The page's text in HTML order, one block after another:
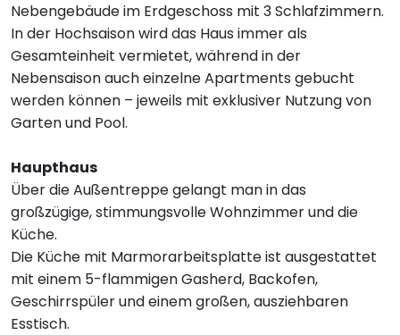
Nebengebäude im Erdgeschoss mit 3 Schlafzimmern.
In der Hochsaison wird das Haus immer als
Gesamteinheit vermietet, während in der
Nebensaison auch einzelne Apartments gebucht
werden können – jeweils mit exklusiver Nutzung von
Garten und Pool.
Haupthaus
Über die Außentreppe gelangt man in das
großzügige, stimmungsvolle Wohnzimmer und die
Küche.
Die Küche mit Marmorarbeitsplatte ist ausgestattet
mit einem 5-flammigen Gasherd, Backofen,
Geschirrspüler und einem großen, ausziehbaren
Esstisch.